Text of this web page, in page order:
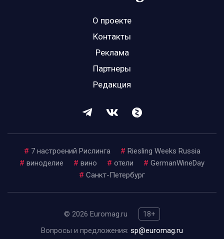
О проекте
Контакты
Реклама
Партнеры
Редакция
# 7 настроений Рислинга # Riesling Weeks Russia
# виноделие # вино # отели # GermanWineDay
# Санкт-Петербург
© 2026 Euromag.ru
18+
Вопросы и предложения: sp@euromag.ru